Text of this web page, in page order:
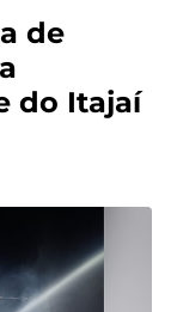
de
do Itajaí